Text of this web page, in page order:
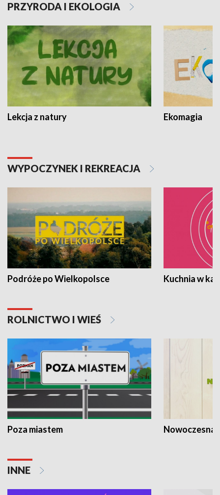
PRZYRODA I EKOLOGIA
Lekcja z natury Ekomagia
WYPOCZYNEK I REKREACJA
Podróże po Wielkopolsce Kuchnia w
ROLNICTWO I WIEŚ
Poza miastem Nowoczesna
INNE